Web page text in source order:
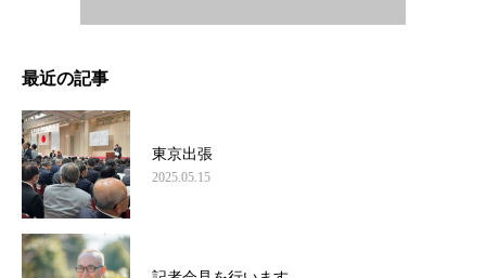
最近の記事
東京出張
2025.05.15